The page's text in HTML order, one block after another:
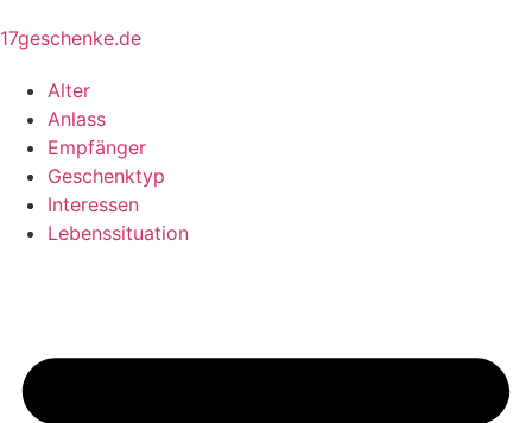
17geschenke.de
Alter
Anlass
Empfänger
Geschenktyp
Interessen
Lebenssituation